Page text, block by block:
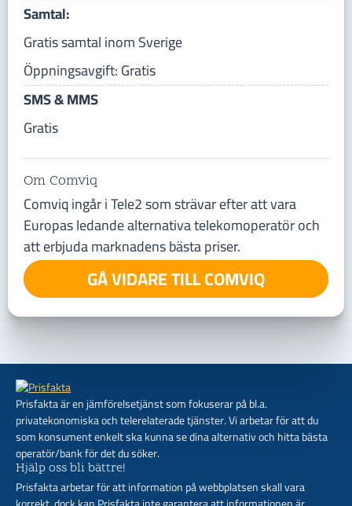
Samtal:
Gratis samtal inom Sverige
Öppningsavgift: Gratis
SMS & MMS
Gratis
Om Comviq
Comviq ingår i Tele2 som strävar efter att vara
Europas ledande alternativa telekomoperatör och
att erbjuda marknadens bästa priser.
GÅ VIDARE TILL COMVIQ
Prisfakta är en jämförelsetjänst som fokuserar på bl.a.
privatekonomiska och telerelaterade tjänster. Vi arbetar för att du
som konsument enkelt ska kunna se dina alternativ och hitta bästa
operatör/bank för det du söker.
Hjälp oss bli bättre!
Prisfakta arbetar för att information på webbplatsen skall vara